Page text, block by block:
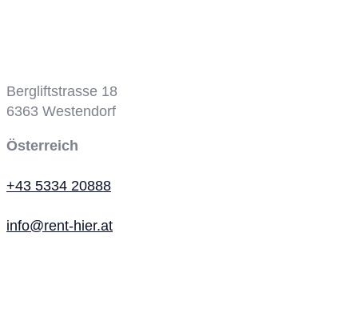
Bergliftstrasse 18
6363 Westendorf
Österreich
+43 5334 20888
info@rent-hier.at